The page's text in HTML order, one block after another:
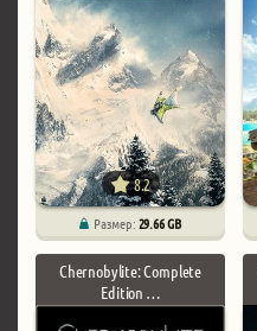
8.2
Размер:29.66 GB
Chernobylite: Complete
Edition …